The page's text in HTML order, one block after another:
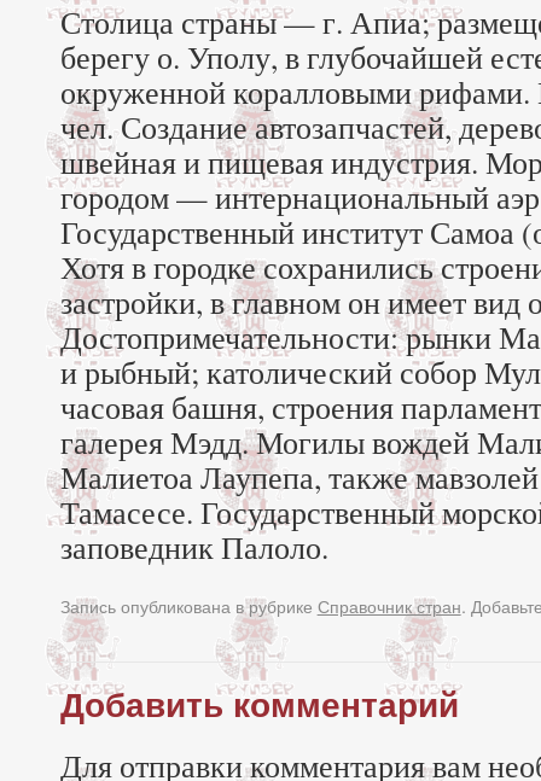
Столица страны — г. Апиа;
берегу о. Уполу, в глубочайшей
окруженной коралловыми
чел. Создание автозапчастей,
швейная и пищевая индустрия.
городом — интернациональный
Государственный институт Самоа
Хотя в городке сохранились
застройки, в главном он имеет вид
Достопримечательности: рынки
и рыбный; католический собор
часовая башня, строения
галерея Мэдд. Могилы вождей
Малиетоа Лаупепа, также
Тамасесе. Государственный
заповедник Палоло.
Запись опубликована в рубрике Справочник стран.
Добавить комментарий
Для отправки комментария вам